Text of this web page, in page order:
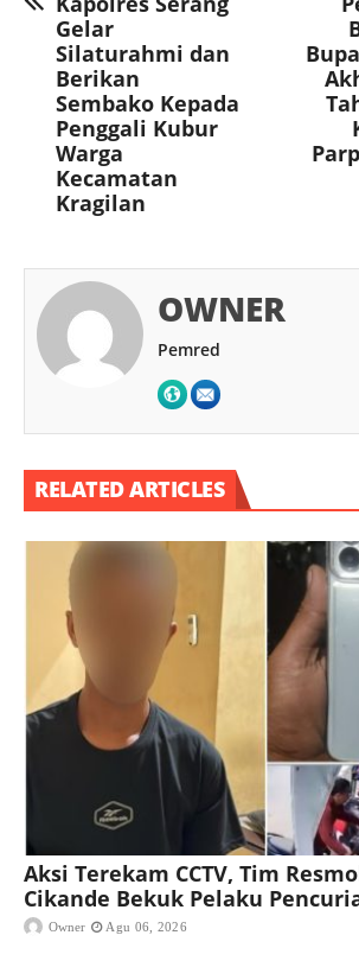
Gelar
Silaturahmi dan
Berikan
Sembako Kepada
Penggali Kubur
Warga
Kecamatan
Kragilan
OWNER
Pemred
RELATED ARTICLES
Aksi Terekam CCTV, Tim
Cikande Bekuk Pelaku
Owner Agu 06, 2026